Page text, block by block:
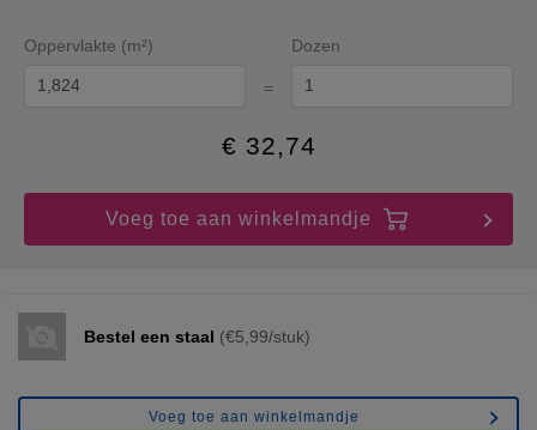
Oppervlakte (m²)
=
Dozen
€ 32,74
Voeg toe aan winkelmandje
Bestel een staal (€5,99/stuk)
Voeg toe aan winkelmandje